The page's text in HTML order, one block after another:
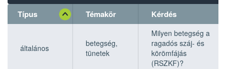
Típus Témakör
Kérdés
Kérdés
Kérdés
általános
betegség,
tünetek
Milyen betegség a
ragadós száj- és
körömfájás
(RSZKF)?